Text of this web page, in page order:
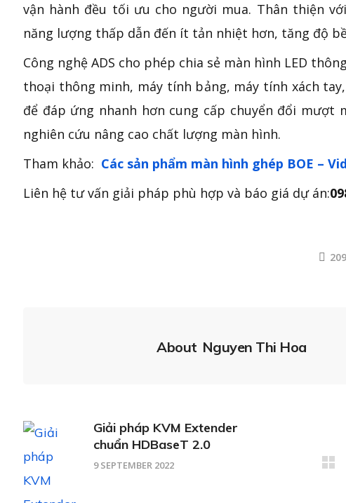
vận hành đều tối ưu cho người mua. Thân thiện
năng lượng thấp dẫn đến ít tản nhiệt hơn, tăng độ
Công nghệ ADS cho phép chia sẻ màn hình LED
thoại thông minh, máy tính bảng, máy tính xách
để đáp ứng nhanh hơn cung cấp chuyển đổi
nghiên cứu nâng cao chất lượng màn hình.
Tham khảo: Các sản phẩm màn hình ghép BOE –
Liên hệ tư vấn giải pháp phù hợp và báo giá dự án:
About Nguyen Thi Hoa
Giải pháp KVM Extender
chuẩn HDBaseT 2.0
9 SEPTEMBER 2022